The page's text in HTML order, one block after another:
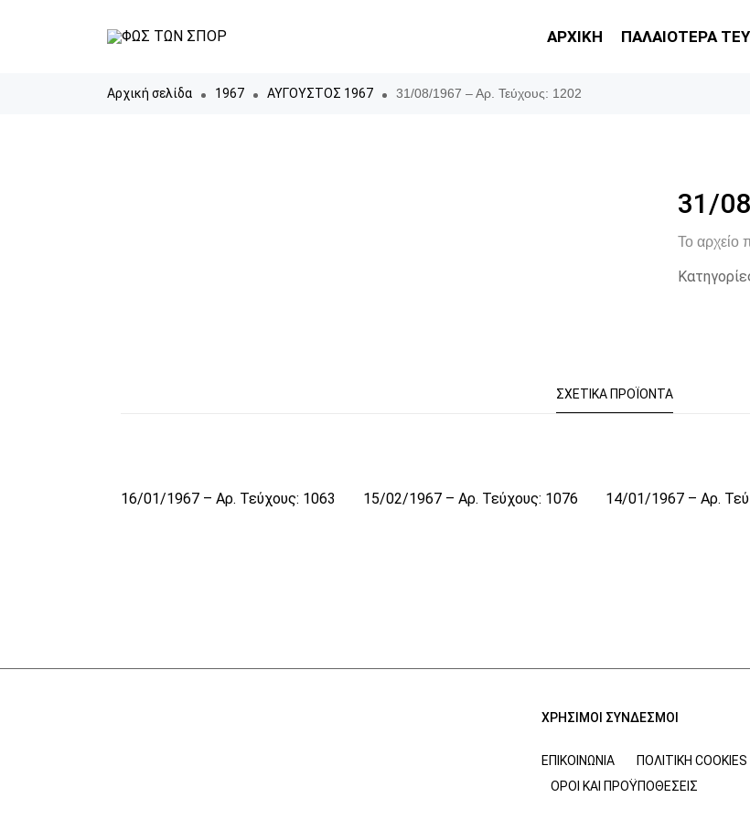
ΑΡΧΙΚΗ ΠΑΛΑΙΟΤΕΡΑ
Αρχική σελίδα 1967 ΑΥΓΟΥΣΤΟΣ 1967 31/08/1967 – Αρ. Τεύχους: 1202
31/
Το αρχείο
ΣΧΕΤΙΚΆ ΠΡΟΪΌΝΤΑ
16/01/1967 – Αρ. Τεύχους: 1063 15/02/1967 – Αρ. Τεύχους: 1076 14/01/1967 – Αρ.
ΧΡΗΣΙΜΟΙ ΣΥΝΔΕΣΜΟΙ
ΕΠΙΚΟΙΝΩΝΊΑ ΠΟΛΙΤΙΚΉ COOKIES
ΌΡΟΙ ΚΑΙ ΠΡΟΫΠΟΘΈΣΕΙΣ